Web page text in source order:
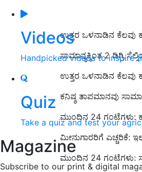
Videos
Handpicked videos to inspire
Quiz
Take a quiz and test your
Magazine
Subscribe to our print & digital
ಉತ್ತರ ಒಳನಾಡಿನ ಕೆಲವು
ಸಾಮಾನ್ಯಕ್ಕಿಂತ2 ಡಿಗ್ರಿ
ಉತ್ತರ ಒಳನಾಡಿನ ಕೆಲವು
ಕನಿಷ್ಠ ತಾಪಮಾನವು
ಮುಂದಿನ 24 ಗಂಟೆಗಳು:
ಮೀನುಗಾರರಿಗೆ ಎಚ್ಚರಿಕೆ:
ಮುಂದಿನ 24 ಗಂಟೆಗಳು: